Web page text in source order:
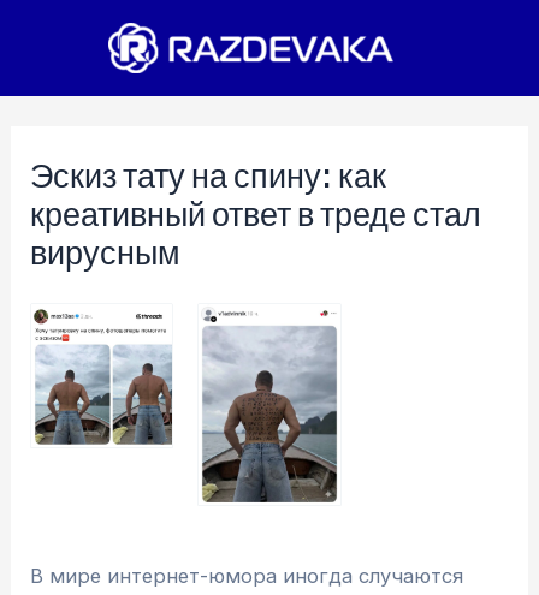
Эскиз тату на спину: как
креативный ответ в треде стал
вирусным
В мире интернет-юмора иногда случаются